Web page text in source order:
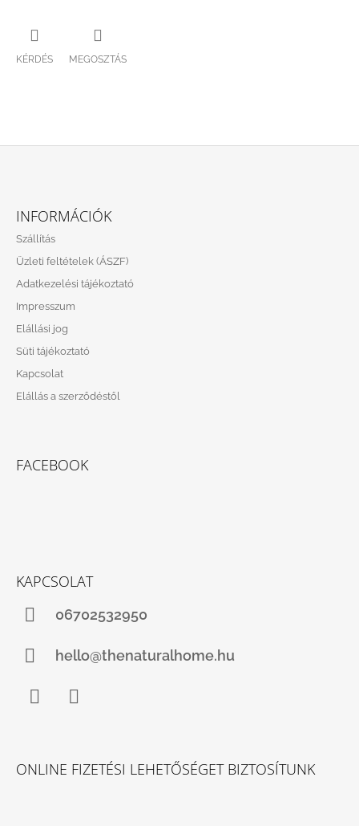
KÉRDÉS MEGOSZTÁS
INFORMÁCIÓK
Szállítás
Üzleti feltételek (ÁSZF)
Adatkezelési tájékoztató
Impresszum
Elállási jog
Süti tájékoztató
Kapcsolat
Elállás a szerződéstől
FACEBOOK
KAPCSOLAT
06702532950
hello@thenaturalhome.hu
ONLINE FIZETÉSI LEHETŐSÉGET BIZTOSÍTUNK